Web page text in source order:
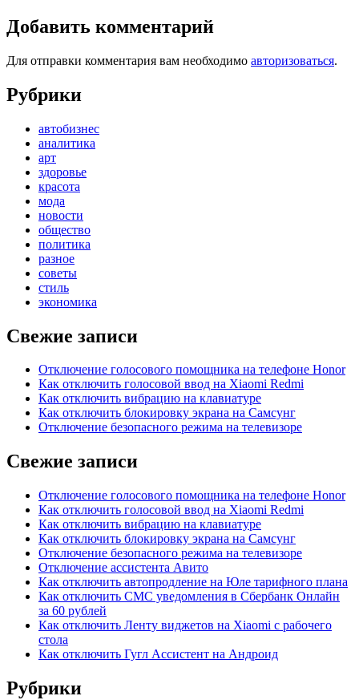
Добавить комментарий
Для отправки комментария вам необходимо авторизоваться.
Рубрики
автобизнес
аналитика
арт
здоровье
красота
мода
новости
общество
политика
разное
советы
стиль
экономика
Свежие записи
Отключение голосового помощника на телефоне Honor
Как отключить голосовой ввод на Xiaomi Redmi
Как отключить вибрацию на клавиатуре
Как отключить блокировку экрана на Самсунг
Отключение безопасного режима на телевизоре
Свежие записи
Отключение голосового помощника на телефоне Honor
Как отключить голосовой ввод на Xiaomi Redmi
Как отключить вибрацию на клавиатуре
Как отключить блокировку экрана на Самсунг
Отключение безопасного режима на телевизоре
Отключение ассистента Авито
Как отключить автопродление на Юле тарифного плана
Как отключить СМС уведомления в Сбербанк Онлайн
за 60 рублей
Как отключить Ленту виджетов на Xiaomi с рабочего
стола
Как отключить Гугл Ассистент на Андроид
Рубрики